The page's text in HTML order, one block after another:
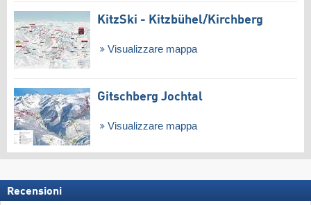
KitzSki - Kitzbühel/​Kirchberg
Visualizzare mappa
Gitschberg Jochtal
Visualizzare mappa
Recensioni